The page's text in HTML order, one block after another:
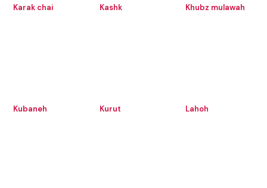
Karak chai Kashk Khubz mulawah
Kubaneh Kurut Lahoh